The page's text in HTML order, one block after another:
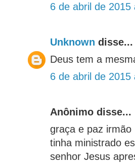
6 de abril de 2015
Unknown disse...
Deus tem a
6 de abril de 2015
Anônimo disse...
graça e paz
tinha ministrado
senhor Jesus